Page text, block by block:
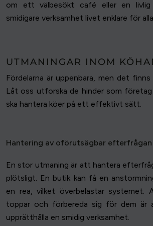
om ett välbesökt café eller en
smidigare verksamhet livet enklare för
UTMANINGAR INOM
Fördelarna är uppenbara, men det finns
Låt oss utforska de hinder som
ska hantera köer på ett effektivt sätt.
Hantering av oförutsägbar efterfrågan
En stor utmaning är att hantera
plötsligt. En butik kan få en
en rea, vilket överbelastar systemet.
toppar och förbereda sig för dem är
upprätthålla en smidig verksamhet.